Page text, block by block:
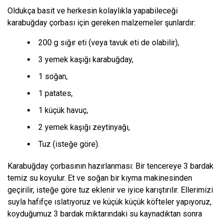
Oldukça basit ve herkesin kolaylıkla yapabileceği
karabuğday çorbası için gereken malzemeler şunlardır:
200 g sığır eti (veya tavuk eti de olabilir),
3 yemek kaşığı karabuğday,
1 soğan,
1 patates,
1 küçük havuç,
2 yemek kaşığı zeytinyağı,
Tuz (isteğe göre).
Karabuğday çorbasının hazırlanması: Bir tencereye 3 bardak
temiz su koyulur. Et ve soğan bir kıyma makinesinden
geçirilir, isteğe göre tuz eklenir ve iyice karıştırılır. Ellerimizi
suyla hafifçe ıslatıyoruz ve küçük küçük köfteler yapıyoruz,
koyduğumuz 3 bardak miktarındaki su kaynadıktan sonra